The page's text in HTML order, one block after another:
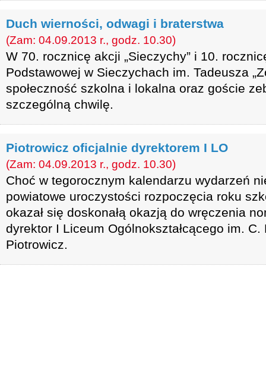
Duch wierności, odwagi i braterstwa
(Zam: 04.09.2013 r., godz. 10.30)
W 70. rocznicę akcji „Sieczychy” i 10.
Podstawowej w Sieczychach im. Tadeusza
społeczność szkolna i lokalna oraz goście
szczególną chwilę.
Piotrowicz oficjalnie dyrektorem I LO
(Zam: 04.09.2013 r., godz. 10.30)
Choć w tegorocznym kalendarzu wydarzeń
powiatowe uroczystości rozpoczęcia roku
okazał się doskonałą okazją do wręczenia
dyrektor I Liceum Ogólnokształcącego im.
Piotrowicz.